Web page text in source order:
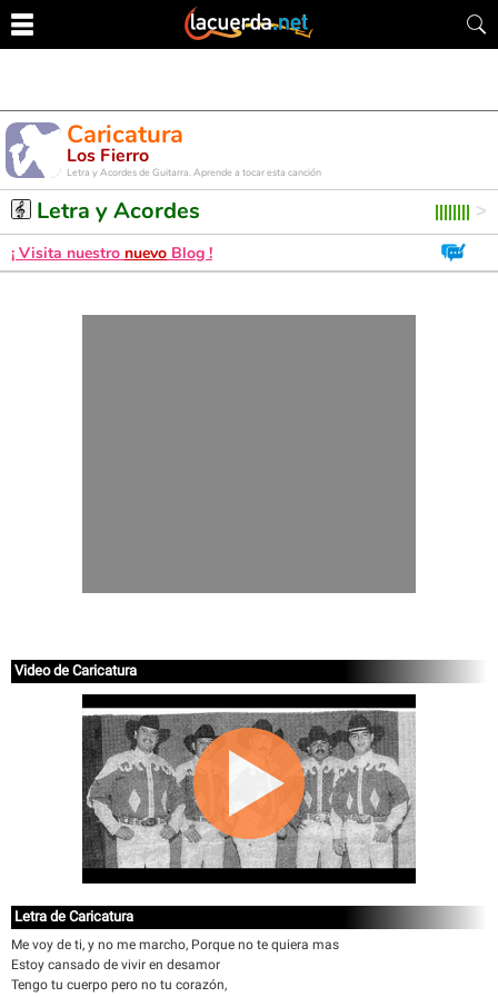
Caricatura
Los Fierro
Letra y Acordes de Guitarra. Aprende a tocar esta canción
Letra y Acordes
¡ Visita nuestro nuevo Blog !
Video de Caricatura
Letra de Caricatura
Me voy de ti, y no me marcho, Porque no te quiera mas
Estoy cansado de vivir en desamor
Tengo tu cuerpo pero no tu corazón,